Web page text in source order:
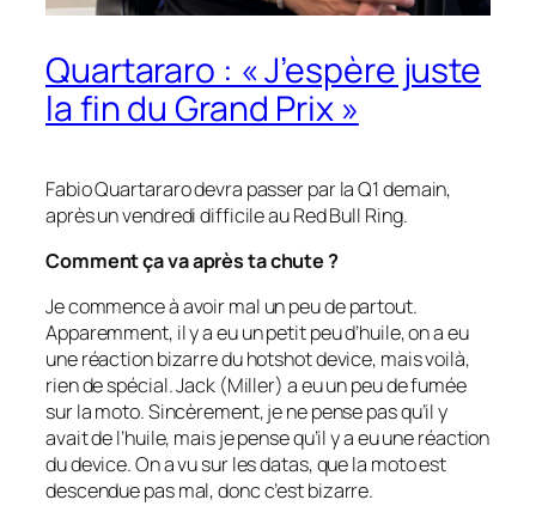
Quartararo : « J’espère juste
la fin du Grand Prix »
Fabio Quartararo devra passer par la Q1 demain,
après un vendredi difficile au Red Bull Ring.
Comment ça va après ta chute ?
Je commence à avoir mal un peu de partout.
Apparemment, il y a eu un petit peu d’huile, on a eu
une réaction bizarre du hotshot device, mais voilà,
rien de spécial. Jack (Miller) a eu un peu de fumée
sur la moto. Sincèrement, je ne pense pas qu’il y
avait de l’huile, mais je pense qu’il y a eu une réaction
du device. On a vu sur les datas, que la moto est
descendue pas mal, donc c’est bizarre.